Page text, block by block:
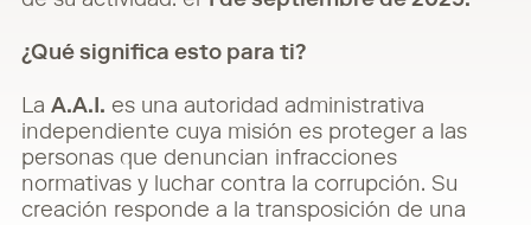
¿Qué significa esto para ti?
LaA.A.I. es una autoridad administrativa
independiente cuya misión es proteger a las
personas que denuncian infracciones
normativas y luchar contra la corrupción. Su
creación responde a la transposición de una